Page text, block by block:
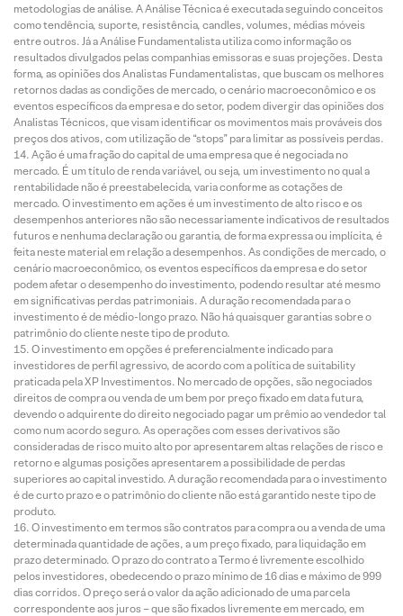
metodologias de análise. A Análise Técnica é executada seguindo conceitos
como tendência, suporte, resistência, candles, volumes, médias móveis
entre outros. Já a Análise Fundamentalista utiliza como informação os
resultados divulgados pelas companhias emissoras e suas projeções. Desta
forma, as opiniões dos Analistas Fundamentalistas, que buscam os melhores
retornos dadas as condições de mercado, o cenário macroeconômico e os
eventos específicos da empresa e do setor, podem divergir das opiniões dos
Analistas Técnicos, que visam identificar os movimentos mais prováveis dos
preços dos ativos, com utilização de “stops” para limitar as possíveis perdas.
Ação é uma fração do capital de uma empresa que é negociada no
mercado. É um título de renda variável, ou seja, um investimento no qual a
rentabilidade não é preestabelecida, varia conforme as cotações de
mercado. O investimento em ações é um investimento de alto risco e os
desempenhos anteriores não são necessariamente indicativos de resultados
futuros e nenhuma declaração ou garantia, de forma expressa ou implícita, é
feita neste material em relação a desempenhos. As condições de mercado, o
cenário macroeconômico, os eventos específicos da empresa e do setor
podem afetar o desempenho do investimento, podendo resultar até mesmo
em significativas perdas patrimoniais. A duração recomendada para o
investimento é de médio-longo prazo. Não há quaisquer garantias sobre o
patrimônio do cliente neste tipo de produto.
O investimento em opções é preferencialmente indicado para
investidores de perfil agressivo, de acordo com a política de suitability
praticada pela XP Investimentos. No mercado de opções, são negociados
direitos de compra ou venda de um bem por preço fixado em data futura,
devendo o adquirente do direito negociado pagar um prêmio ao vendedor tal
como num acordo seguro. As operações com esses derivativos são
consideradas de risco muito alto por apresentarem altas relações de risco e
retorno e algumas posições apresentarem a possibilidade de perdas
superiores ao capital investido. A duração recomendada para o investimento
é de curto prazo e o patrimônio do cliente não está garantido neste tipo de
produto.
O investimento em termos são contratos para compra ou a venda de uma
determinada quantidade de ações, a um preço fixado, para liquidação em
prazo determinado. O prazo do contrato a Termo é livremente escolhido
pelos investidores, obedecendo o prazo mínimo de 16 dias e máximo de 999
dias corridos. O preço será o valor da ação adicionado de uma parcela
correspondente aos juros – que são fixados livremente em mercado, em